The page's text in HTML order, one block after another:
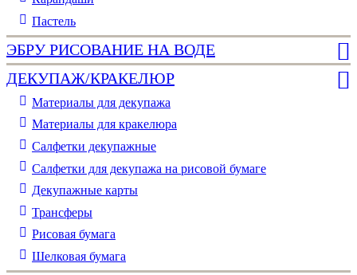
Пастель
ЭБРУ РИСОВАНИЕ НА ВОДЕ
ДЕКУПАЖ/КРАКЕЛЮР
Материалы для декупажа
Материалы для кракелюра
Cалфетки декупажные
Салфетки для декупажа на рисовой бумаге
Декупажные карты
Трансферы
Рисовая бумага
Шелковая бумага